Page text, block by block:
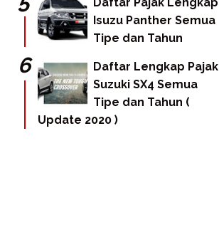
Isuzu Panther Semua
Tipe dan Tahun
Daftar Lengkap Pajak
Suzuki SX4 Semua
Tipe dan Tahun (
Update 2020 )